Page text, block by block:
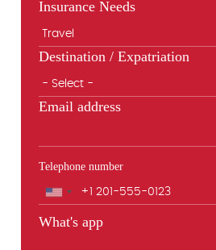
Insurance Needs
Destination / Expatriation
Email address
Telephone number
Phone
What's app